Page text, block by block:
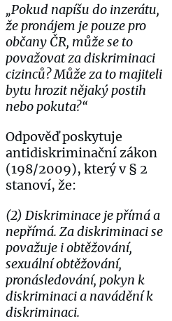
„Pokud napíšu do inzerátu,
že pronájem je pouze pro
občany ČR, může se to
považovat za diskriminaci
cizinců? Může za to majiteli
bytu hrozit nějaký postih
nebo pokuta?“
Odpověď poskytuje
antidiskriminační zákon
(198/2009), který v § 2
stanoví, že:
(2) Diskriminace je přímá a
nepřímá. Za diskriminaci se
považuje i obtěžování,
sexuální obtěžování,
pronásledování, pokyn k
diskriminaci a navádění k
diskriminaci.